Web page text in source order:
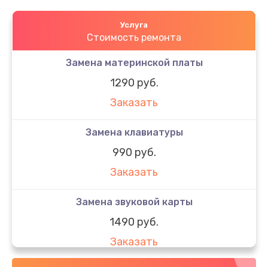
Услуга
Стоимость ремонта
Замена материнской платы
1290 руб.
Заказать
Замена клавиатуры
990 руб.
Заказать
Замена звуковой карты
1490 руб.
Заказать